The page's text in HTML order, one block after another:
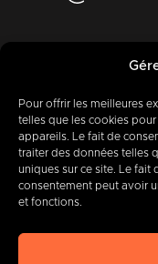
Pour offrir les meilleures
telles que les cookies
appareils. Le fait de
traiter des données telles
uniques sur ce site. Le fait
consentement peut avoir
et fonctions.
400
IMBCLégalCookies